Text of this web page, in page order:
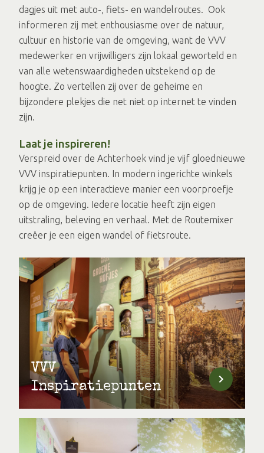
dagjes uit met auto-, fiets- en wandelroutes. Ook
informeren zij met enthousiasme over de natuur,
cultuur en historie van de omgeving, want de VVV
medewerker en vrijwilligers zijn lokaal geworteld en
van alle wetenswaardigheden uitstekend op de
hoogte. Zo vertellen zij over de geheime en
bijzondere plekjes die net niet op internet te vinden
zijn.
Laat je inspireren!
Verspreid over de Achterhoek vind je vijf gloednieuwe
VVV inspiratiepunten. In modern ingerichte winkels
krijg je op een interactieve manier een voorproefje
op de omgeving. Iedere locatie heeft zijn eigen
uitstraling, beleving en verhaal. Met de Routemixer
creëer je een eigen wandel of fietsroute.
VVV
Inspiratiepunten